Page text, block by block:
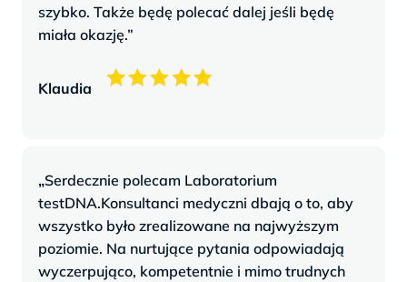
szybko. Także będę polecać dalej jeśli będę
miała okazję.”
Klaudia
„Serdecznie polecam Laboratorium
testDNA.Konsultanci medyczni dbają o to, aby
wszystko było zrealizowane na najwyższym
poziomie. Na nurtujące pytania odpowiadają
wyczerpująco, kompetentnie i mimo trudnych